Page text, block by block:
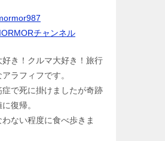
チャンネル
好き！クルマ大好き！旅行
ラフィフです。
症で死に掛けましたが奇跡
復帰。
ない程度に食べ歩きま